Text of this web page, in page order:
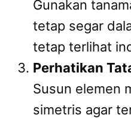
Gunakan
tetap segar
tetap terlihat
Perhatikan
Susun elemen
simetris agar